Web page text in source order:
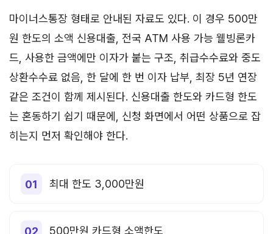
마이너스통장 형태로 안내된 자료도 있다. 이 경우 500만
원 한도의 소액 신용대출, 전국 ATM 사용 가능 웰빙론카
드, 사용한 금액에만 이자가 붙는 구조, 취급수수료와 중도
상환수수료 없음, 한 달에 한 번 이자 납부, 최장 5년 연장
같은 조건이 함께 제시된다. 신용대출 한도와 카드형 한도
는 혼동하기 쉽기 때문에, 신청 화면에서 어떤 상품으로 잡
히는지 먼저 확인해야 한다.
최대 한도 3,000만원
500만원 카드형 소액한도